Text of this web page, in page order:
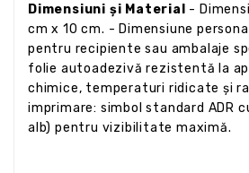
Dimensiuni și Material
-
cm x 10 cm. - Dimensiune
pentru recipiente sau ambalaje
folie autoadezivă rezistentă la
chimice, temperaturi ridicate și
imprimare: simbol standard ADR
alb) pentru vizibilitate maximă.